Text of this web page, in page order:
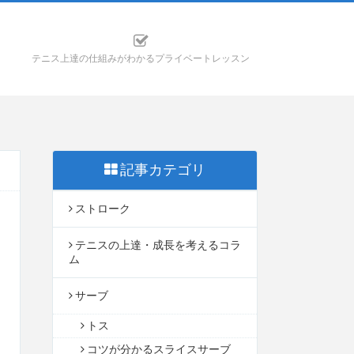
テニス上達の仕組みがわかるプライベートレッスン
記事カテゴリ
ストローク
テニスの上達・成長を考えるコラ
ム
サーブ
トス
コツが分かるスライスサーブ